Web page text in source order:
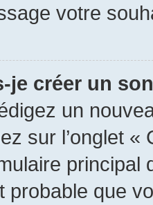
votre
je créer un
un
sur l’onglet
principal
probable que